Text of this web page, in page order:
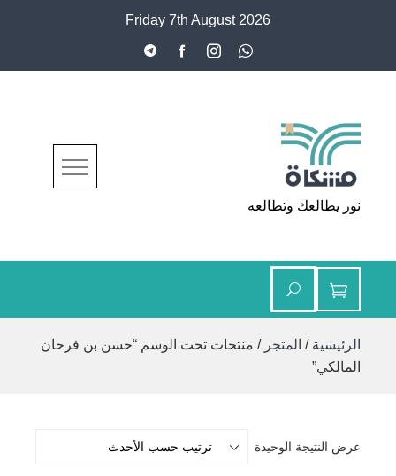
Friday 7th August 2026
مشكاة
نور يطالعك وتطالعه
الرئيسية / المتجر / منتجات تحت الوسم “حسن بن فرحان
المالكي”
عرض النتيجة الوحيدة